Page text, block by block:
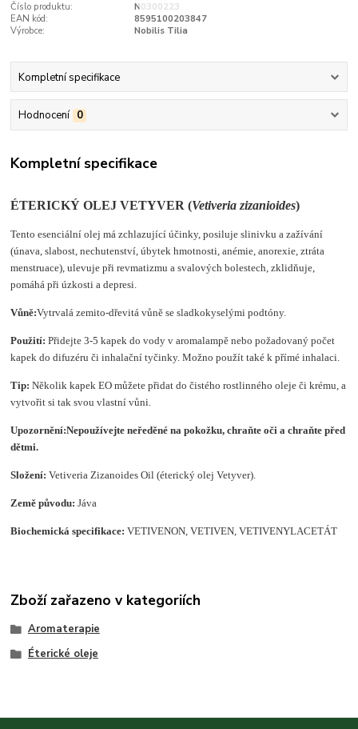
Číslo produktu:
N0300223
EAN kód:
8595100203847
Výrobce:
Nobilis Tilia
Kompletní specifikace
Hodnocení 0
Kompletní specifikace
ÉTERICKÝ OLEJ VETYVER (Vetiveria zizanioides)
Tento esenciální olej má zchlazující účinky, posiluje slinivku a zažívání
(únava, slabost, nechutenství, úbytek hmotnosti, anémie, anorexie, ztráta
menstruace), ulevuje při revmatizmu a svalových bolestech, zklidňuje,
pomáhá při úzkosti a depresi.
Vůně:Vytrvalá zemito-dřevitá vůně se sladkokyselými podtóny.
Použití: Přidejte 3-5 kapek do vody v aromalampě nebo požadovaný počet
kapek do difuzéru či inhalační tyčinky. Možno použít také k přímé inhalaci.
Tip: Několik kapek EO můžete přidat do čistého rostlinného oleje či krému, a
vytvořit si tak svou vlastní vůni.
Upozornění:Nepoužívejte neředěné na pokožku, chraňte oči a chraňte před
dětmi.
Složení: Vetiveria Zizanoides Oil (éterický olej Vetyver).
Země původu: Jáva
Biochemická specifikace:VETIVENON, VETIVEN, VETIVENYLACETÁT
Zboží zařazeno v kategoriích
Aromaterapie
Éterické oleje